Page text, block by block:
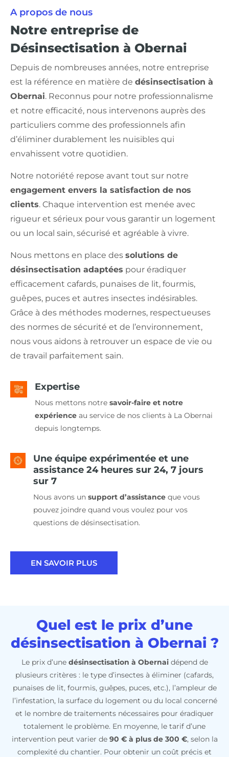
A propos de nous
Notre entreprise de
Désinsectisation à Obernai
Depuis de nombreuses années, notre entreprise
est la référence en matière de désinsectisation à
Obernai. Reconnus pour notre professionnalisme
et notre efficacité, nous intervenons auprès des
particuliers comme des professionnels afin
d’éliminer durablement les nuisibles qui
envahissent votre quotidien.
Notre notoriété repose avant tout sur notre
engagement envers la satisfaction de nos
clients. Chaque intervention est menée avec
rigueur et sérieux pour vous garantir un logement
ou un local sain, sécurisé et agréable à vivre.
Nous mettons en place des solutions de
désinsectisation adaptées pour éradiquer
efficacement cafards, punaises de lit, fourmis,
guêpes, puces et autres insectes indésirables.
Grâce à des méthodes modernes, respectueuses
des normes de sécurité et de l’environnement,
nous vous aidons à retrouver un espace de vie ou
de travail parfaitement sain.
Expertise
Nous mettons notre savoir-faire et notre
expérienceau service de nos clients à La Obernai
depuis longtemps.
Une équipe expérimentée et une
assistance 24 heures sur 24, 7 jours
sur 7
Nous avons unsupport d’assistance que vous
pouvez joindre quand vous voulez pour vos
questions de désinsectisation.
EN SAVOIR PLUS
Quel est le prix d’une
désinsectisation à Obernai ?
Le prix d’une désinsectisation à Obernaidépend de
plusieurs critères : le type d’insectes à éliminer (cafards,
punaises de lit, fourmis, guêpes, puces, etc.), l’ampleur de
l’infestation, la surface du logement ou du local concerné
et le nombre de traitements nécessaires pour éradiquer
totalement le problème. En moyenne, le tarif d’une
intervention peut varier de 90 € à plus de 300 €, selon la
complexité du chantier. Pour obtenir un coût précis et